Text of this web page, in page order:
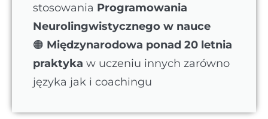
stosowania Programowania
Neurolingwistycznego w nauce
🟠 Międzynarodowa ponad 20 letnia
praktyka w uczeniu innych zarówno
języka jak i coachingu